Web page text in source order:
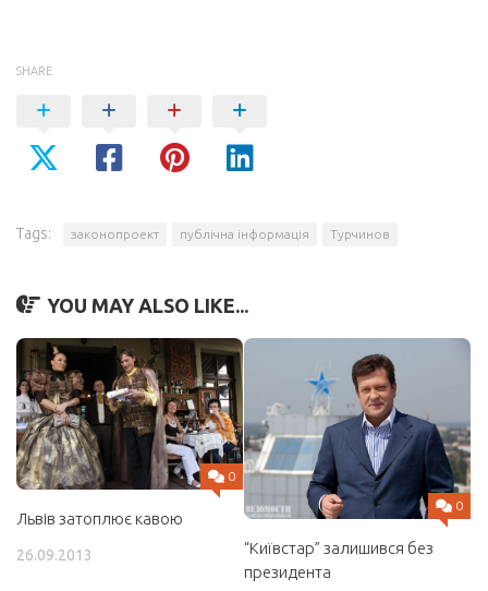
SHARE
Tags: законопроект публічна інформація Турчинов
YOU MAY ALSO LIKE...
0
Львів затоплює кавою
26.09.2013
0
“Київстар” залишився без
президента